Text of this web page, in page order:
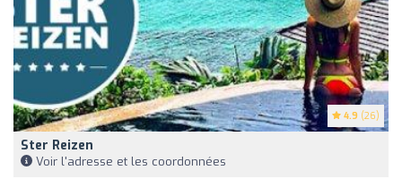
4.9 (26)
Ster Reizen
Voir l'adresse et les coordonnées